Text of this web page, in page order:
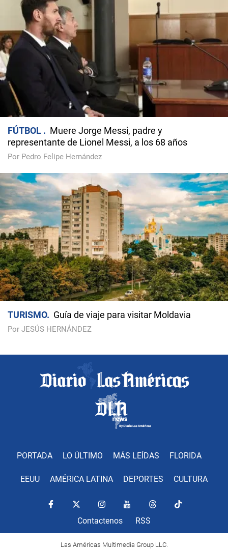
FÚTBOL
Muere Jorge Messi, padre y
representante de Lionel Messi, a los 68 años
Por Pedro Felipe Hernández
TURISMO Guía de viaje para visitar Moldavia
Por JESÚS HERNÁNDEZ
PORTADA LO ÚLTIMO MÁS LEÍDAS FLORIDA
EEUU AMÉRICA LATINA DEPORTES CULTURA
Contactenos RSS
Las Américas Multimedia Group LLC.